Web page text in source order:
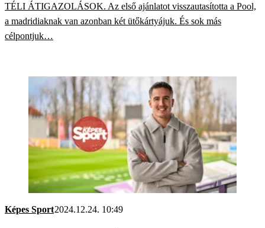
TÉLI ÁTIGAZOLÁSOK. Az első ajánlatot visszautasította a Pool,
a madridiaknak van azonban két ütőkártyájuk. És sok más
célpontjuk…
Képes Sport2024.12.24. 10:49